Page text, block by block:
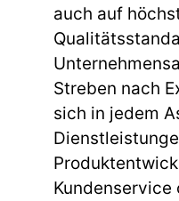
auch auf
Streben nach
sich in jedem
Kundenservice